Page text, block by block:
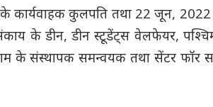
कुलपति तथा 22 जून,
के डीन, डीन स्टूडेंट्स वेलफेयर,
के संस्थापक समन्वयक तथा सेंटर फॉर